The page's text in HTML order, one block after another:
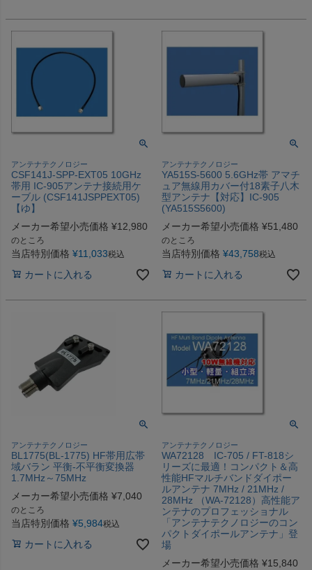
アンテナテクノロジー
CSF141J-SPP-EXT05 10GHz
帯用 IC-905アンテナ接続用ケ
ーブル (CSF141JSPPEXT05)
【ゆ】
メーカー希望小売価格 ¥12,980
のところ
当店特別価格 ¥11,033税込
カートに入れる
アンテナテクノロジー
YA515S-5600 5.6GHz帯 アマチ
ュア無線用カバー付18素子八木
型アンテナ【対応】IC-905
(YA515S5600)
メーカー希望小売価格 ¥51,480
のところ
当店特別価格 ¥43,758税込
カートに入れる
アンテナテクノロジー
BL1775(BL-1775) HF帯用広帯
域バラン 平衡-不平衡変換器
1.7MHz～75MHz
メーカー希望小売価格 ¥7,040
のところ
当店特別価格 ¥5,984税込
カートに入れる
アンテナテクノロジー
WA72128 IC-705 / FT-818シ
リーズに最適！コンパクト＆高
性能HFマルチバンドダイポー
ルアンテナ 7MHz / 21MHz /
28MHz （WA-72128）高性能ア
ンテナのプロフェッショナル
「アンテナテクノロジーのコン
パクトダイポールアンテナ」登
場
メーカー希望小売価格 ¥15,840